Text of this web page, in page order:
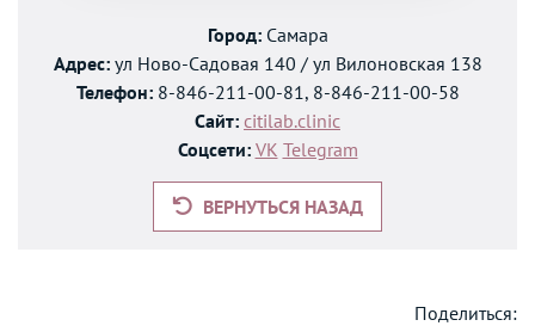
Город:Самара
Адрес:ул Ново-Садовая 140 / ул Вилоновская 138
Телефон:8-846-211-00-81, 8-846-211-00-58
Сайт: citilab.clinic
Соцсети: VK Telegram
ВЕРНУТЬСЯ НАЗАД
Поделиться: